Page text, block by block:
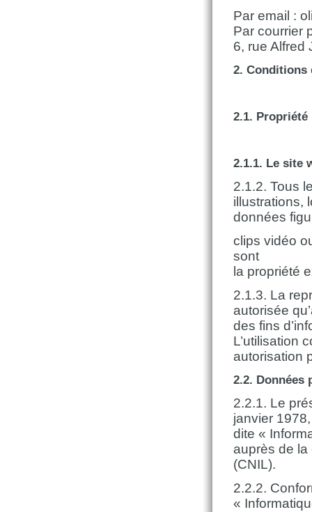
Par email :
Par courrier
6, rue Alfred
2. Conditions
2.1.
2.1.1. Le site
2.1.2. Tous
illustrations,
données
clips vidéo
sont
la propriété
2.1.3. La
autorisée
des fins
L’utilisation
autorisation
2.2. Données
2.2.1. Le
janvier 1978,
dite «
auprès de la
(CNIL).
2.2.2.
«